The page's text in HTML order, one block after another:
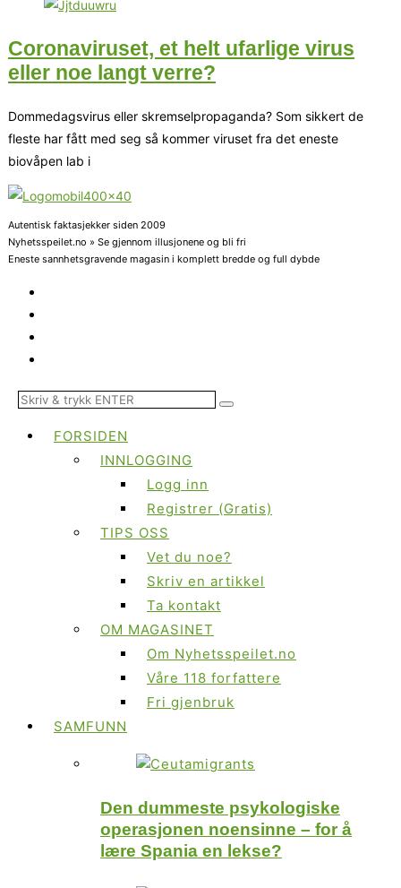
Coronaviruset, et helt ufarlige virus
eller noe langt verre?
Dommedagsvirus eller skremselpropaganda? Som sikkert de
fleste har fått med seg så kommer viruset fra det eneste
biovåpen lab i
Autentisk faktasjekker siden 2009
Nyhetsspeilet.no » Se gjennom illusjonene og bli fri
Eneste sannhetsgravende magasin i komplett bredde og full dybde
FORSIDEN
INNLOGGING
Logg inn
Registrer (Gratis)
TIPS OSS
Vet du noe?
Skriv en artikkel
Ta kontakt
OM MAGASINET
Om Nyhetsspeilet.no
Våre 118 forfattere
Fri gjenbruk
SAMFUNN
Den dummeste psykologiske
operasjonen noensinne – for å
lære Spania en lekse?